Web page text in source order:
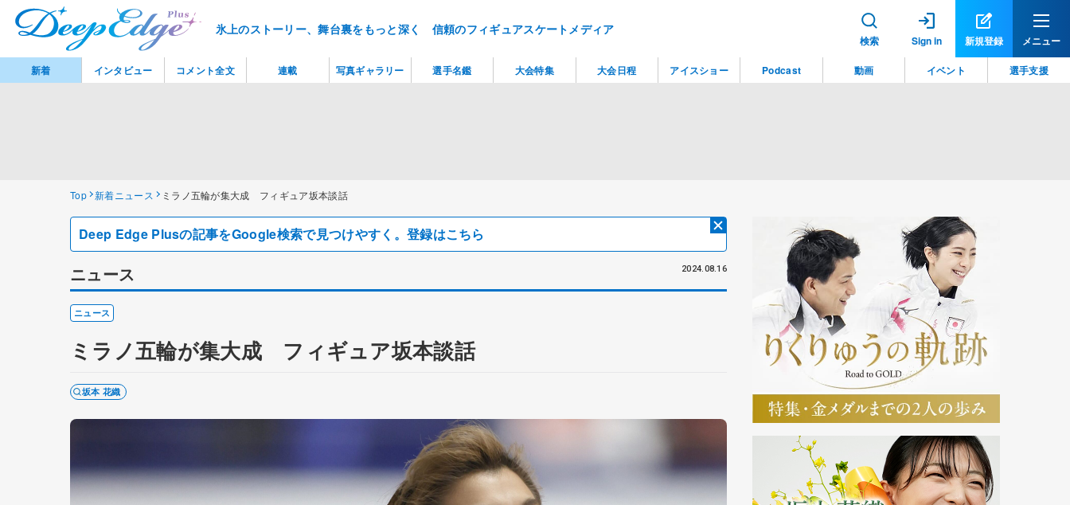
氷上のストーリー、舞台裏をもっと深く 信頼のフィギュアスケートメディア
検索 Sign in 新規登録 メニュー
Top 新着ニュース ミラノ五輪が集大成 フィギュア坂本談話
Deep Edge Plusの記事をGoogle検索で見つけやすく。登録はこちら
ニュース 2024.08.16
ニュース
ミラノ五輪が集大成 フィギュア坂本談話
坂本 花織
新着 インタビュー コメント全文 連載 写真ギャラリー 選手名鑑 大会特集 大会日程 アイスショー Podcast 動画 イベント 選手支援